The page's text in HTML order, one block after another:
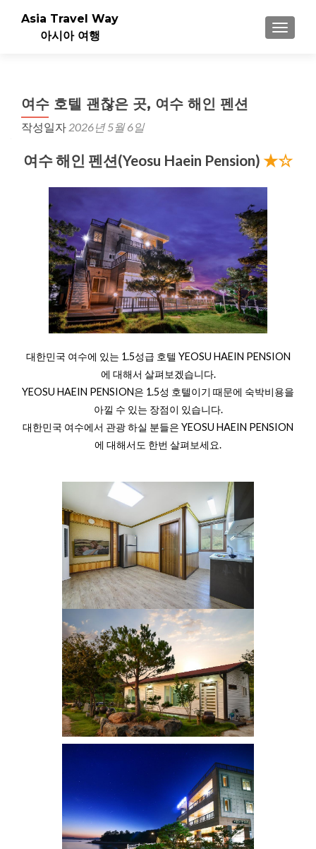
내비게
Asia Travel Way
아시아 여행
여수 호텔 괜찮은 곳, 여수 해인 펜션
작성일자 2026년 5월 6일
여수 해인 펜션(Yeosu Haein Pension) ★☆
대한민국 여수에 있는 1.5성급 호텔 YEOSU HAEIN PENSION
에 대해서 살펴보겠습니다.
YEOSU HAEIN PENSION은 1.5성 호텔이기 때문에 숙박비용을
아낄 수 있는 장점이 있습니다.
대한민국 여수에서 관광 하실 분들은 YEOSU HAEIN PENSION
에 대해서도 한번 살펴보세요.